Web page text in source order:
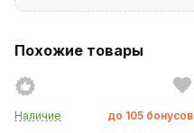
Похожие товары
Наличие до 105 бонусов